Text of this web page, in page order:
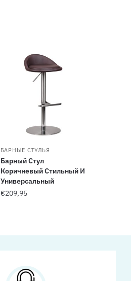
БАРНЫЕ СТУЛЬЯ
Барный Стул
Коричневый Стильный И
Универсальный
€209,95